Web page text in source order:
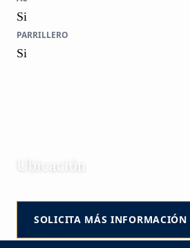
Si
PARRILLERO
Si
Ubicación
SOLICITA MÁS INFORMACIÓN